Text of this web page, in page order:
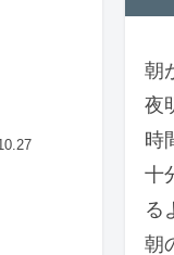
朝
夜
時
十
る
朝